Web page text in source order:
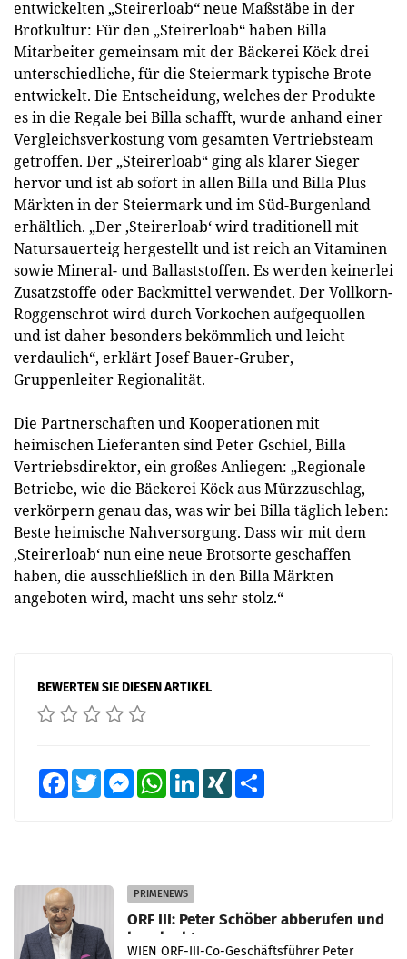
entwickelten „Steirerloab“ neue Maßstäbe in der
Brotkultur: Für den „Steirerloab“ haben Billa
Mitarbeiter gemeinsam mit der Bäckerei Köck drei
unterschiedliche, für die Steiermark typische Brote
entwickelt. Die Entscheidung, welches der Produkte
es in die Regale bei Billa schafft, wurde anhand einer
Vergleichsverkostung vom gesamten Vertriebsteam
getroffen. Der „Steirerloab“ ging als klarer Sieger
hervor und ist ab sofort in allen Billa und Billa Plus
Märkten in der Steiermark und im Süd-Burgenland
erhältlich. „Der ‚Steirerloab‘ wird traditionell mit
Natursauerteig hergestellt und ist reich an Vitaminen
sowie Mineral- und Ballaststoffen. Es werden keinerlei
Zusatzstoffe oder Backmittel verwendet. Der Vollkorn-
Roggenschrot wird durch Vorkochen aufgequollen
und ist daher besonders bekömmlich und leicht
verdaulich“, erklärt Josef Bauer-Gruber,
Gruppenleiter Regionalität.
Die Partnerschaften und Kooperationen mit
heimischen Lieferanten sind Peter Gschiel, Billa
Vertriebsdirektor, ein großes Anliegen: „Regionale
Betriebe, wie die Bäckerei Köck aus Mürzzuschlag,
verkörpern genau das, was wir bei Billa täglich leben:
Beste heimische Nahversorgung. Dass wir mit dem
‚Steirerloab‘ nun eine neue Brotsorte geschaffen
haben, die ausschließlich in den Billa Märkten
angeboten wird, macht uns sehr stolz.“
BEWERTEN SIE DIESEN ARTIKEL
FacebookTwitter MessengerWhatsAppLinkedInXING
PRIMENEWS
ORF III: Peter Schöber abberufen und
beurlaubt
WIEN ORF-III-Co-Geschäftsführer Peter